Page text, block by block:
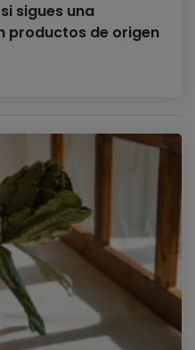
sigues una
productos de origen